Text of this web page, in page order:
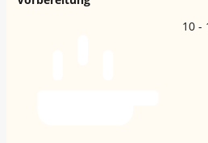
10 -